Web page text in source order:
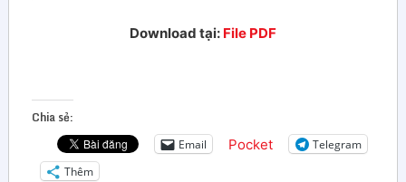
Download tại: File PDF
Chia sẻ:
Email Pocket
Telegram
Thêm